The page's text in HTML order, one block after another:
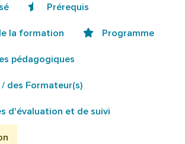
Prérequis
la formation Programme
pédagogiques
des Formateur(s)
d'évaluation et de suivi